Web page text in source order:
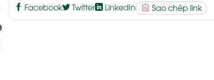
Facebook
Twitter LinkedIn Sao chép link